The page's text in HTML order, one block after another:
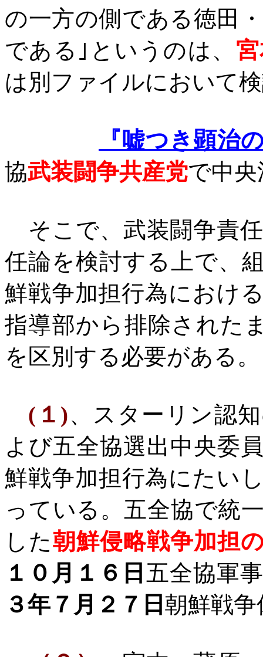
の一方の側である徳田
である｣ というのは、
は別ファイルにおいて
『嘘つき顕治
協武装闘争共産党で中
そこで、武装闘争責
任論を検討する上で、
鮮戦争加担行為におけ
指導部から排除された
を区別する必要がある。
( １ )、スターリン認
よび五全協選出中央委
鮮戦争加担行為にたい
っている。 五全協で統
した朝鮮侵略戦争加担
１０月１６日 五全協軍
３年７月２７日 朝鮮戦